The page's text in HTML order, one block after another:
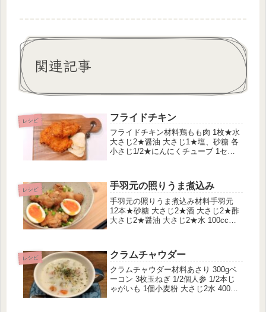
関連記事
レシピ フライドチキン
フライドチキン材料鶏もも肉 1枚★水
大さじ2★醤油 大さじ1★塩、砂糖 各
小さじ1/2★にんにくチューブ 1セン
プの素 小さじ1黒胡椒 小さじ1/2小麦
粉 大さじ3...
レシピ 手羽元の照りうま煮込み
手羽元の照りうま煮込み材料手羽元
12本★砂糖 大さじ2★酒 大さじ2★酢
大さじ2★醤油 大さじ2★水 100cc★
方フライパンで手羽元をさっと下茹で
する。手羽元と★の...
レシピ クラムチャウダー
クラムチャウダー材料あさり 300gベ
ーコン 3枚玉ねぎ 1/2個人参 1/2本じ
ゃがいも 1個小麦粉 大さじ2水 400ml